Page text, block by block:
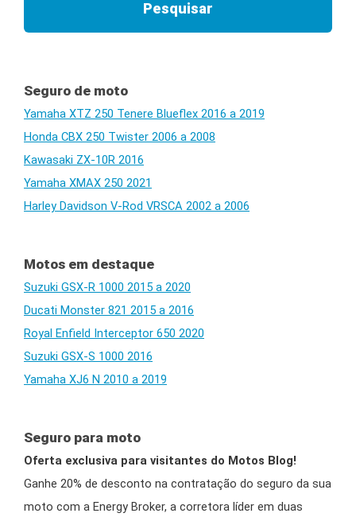
Seguro de moto
Yamaha XTZ 250 Tenere Blueflex 2016 a 2019
Honda CBX 250 Twister 2006 a 2008
Kawasaki ZX-10R 2016
Yamaha XMAX 250 2021
Harley Davidson V-Rod VRSCA 2002 a 2006
Motos em destaque
Suzuki GSX-R 1000 2015 a 2020
Ducati Monster 821 2015 a 2016
Royal Enfield Interceptor 650 2020
Suzuki GSX-S 1000 2016
Yamaha XJ6 N 2010 a 2019
Seguro para moto
Oferta exclusiva para visitantes do Motos Blog!
Ganhe 20% de desconto na contratação do seguro da sua
moto com a Energy Broker, a corretora líder em duas